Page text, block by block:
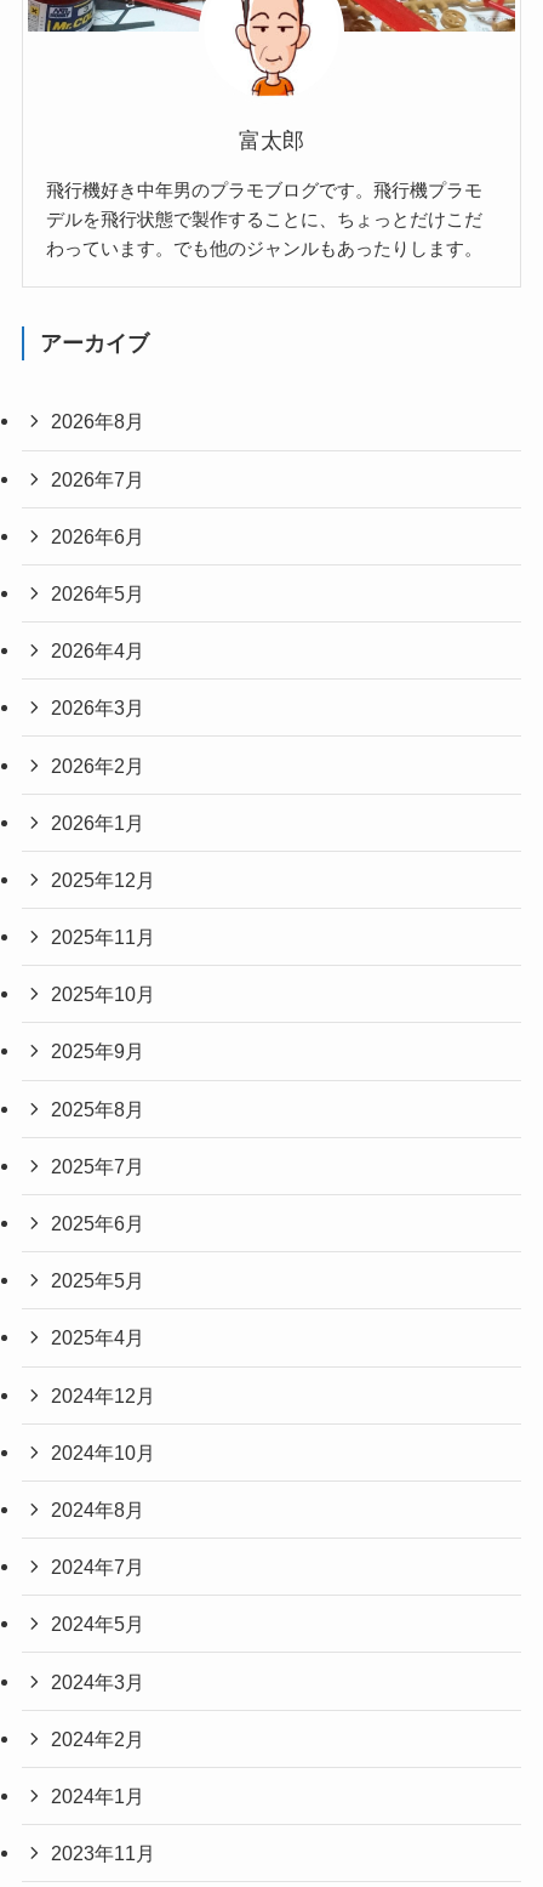
富太郎
飛行機好き中年男のプラモブログです。飛行機プラモ
デルを飛行状態で製作することに、ちょっとだけこだ
わっています。でも他のジャンルもあったりします。
アーカイブ
2026年8月
2026年7月
2026年6月
2026年5月
2026年4月
2026年3月
2026年2月
2026年1月
2025年12月
2025年11月
2025年10月
2025年9月
2025年8月
2025年7月
2025年6月
2025年5月
2025年4月
2024年12月
2024年10月
2024年8月
2024年7月
2024年5月
2024年3月
2024年2月
2024年1月
2023年11月